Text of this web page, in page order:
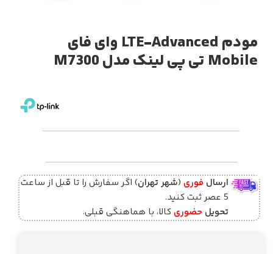
مودم LTE-Advanced وای فای
Mobile تی پی لینک مدل M7300
ارسال فوری (شهر تهران) اگر سفارش را تا قبل از ساعت
5 عصر ثبت کنید.
تحویل حضوری کالا، با هماهنگی قبلی.